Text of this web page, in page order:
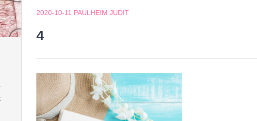
2020-10-11 PAULHEIM JUDIT
4